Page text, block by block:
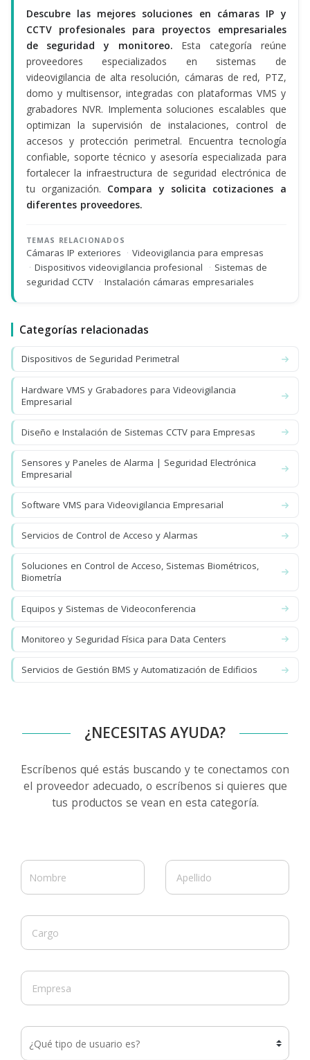
Descubre las mejores soluciones en cámaras IP y
CCTV profesionales para proyectos empresariales
de seguridad y monitoreo. Esta categoría reúne
proveedores especializados en sistemas de
videovigilancia de alta resolución, cámaras de red, PTZ,
domo y multisensor, integradas con plataformas VMS y
grabadores NVR. Implementa soluciones escalables que
optimizan la supervisión de instalaciones, control de
accesos y protección perimetral. Encuentra tecnología
confiable, soporte técnico y asesoría especializada para
fortalecer la infraestructura de seguridad electrónica de
tu organización. Compara y solicita cotizaciones a
diferentes proveedores.
TEMAS RELACIONADOS
Cámaras IP exteriores · Videovigilancia para empresas
· Dispositivos videovigilancia profesional · Sistemas de
seguridad CCTV · Instalación cámaras empresariales
Categorías relacionadas
Dispositivos de Seguridad Perimetral
Hardware VMS y Grabadores para Videovigilancia
Empresarial
Diseño e Instalación de Sistemas CCTV para Empresas
Sensores y Paneles de Alarma | Seguridad Electrónica
Empresarial
Software VMS para Videovigilancia Empresarial
Servicios de Control de Acceso y Alarmas
Soluciones en Control de Acceso, Sistemas Biométricos,
Biometría
Equipos y Sistemas de Videoconferencia
Monitoreo y Seguridad Física para Data Centers
Servicios de Gestión BMS y Automatización de Edificios
¿NECESITAS AYUDA?
Escríbenos qué estás buscando y te conectamos con
el proveedor adecuado, o escríbenos si quieres que
tus productos se vean en esta categoría.